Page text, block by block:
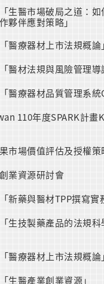
生醫市場破局之道：
夥伴應對策略」
醫療器材上市法規概論」
醫材法規與風險管理導
醫療器材品質管理系統
110年度SPARK計
市場價值評估及授權策
業資源研討會
新藥與醫材TPP撰寫實
生技製藥產品的法規
醫療器材上市法規概論」
生醫產業創業資源」